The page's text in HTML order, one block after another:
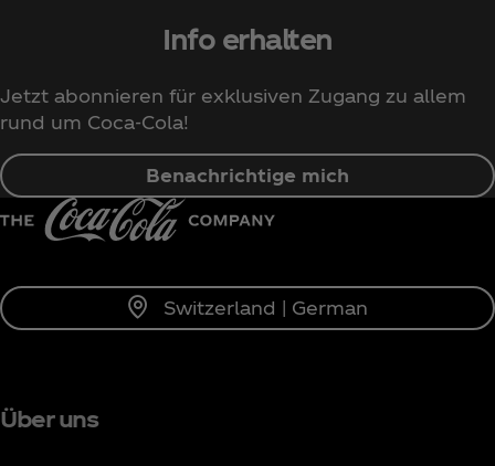
Info erhalten
Jetzt abonnieren für exklusiven Zugang zu allem
rund um Coca‑Cola!
Benachrichtige mich
Switzerland | German
Über uns